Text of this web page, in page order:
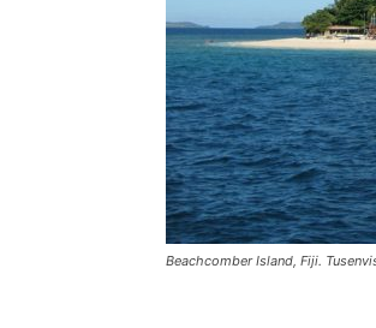
Beachcomber Island, Fiji.